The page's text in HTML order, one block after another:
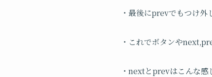
・最後にprevでもつけ
・これでボタンや
・nextとprevはこんな感